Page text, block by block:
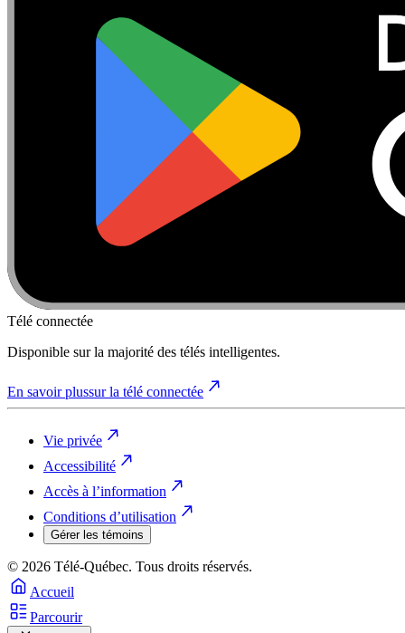
Télé connectée
Disponible sur la majorité des télés intelligentes.
En savoir plussur la télé connectée
Vie privée
Accessibilité
Accès à l’information
Conditions d’utilisation
Gérer les témoins
© 2026 Télé-Québec. Tous droits réservés.
Accueil
Parcourir